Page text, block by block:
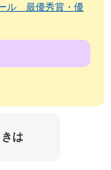
ル 最優秀賞・優
は